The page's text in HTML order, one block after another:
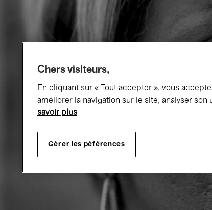
Chers visiteurs,
En cliquant sur « Tout accepter », vous
améliorer la navigation sur le site, analyser
savoir plus
Gérer les péférences